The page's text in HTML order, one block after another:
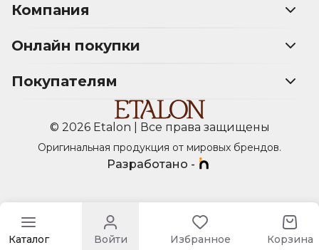
Компания
Онлайн покупки
Покупателям
© 2026 Etalon | Все права защищены
Оригинальная продукция от мировых брендов.
Разработано -
Каталог Войти Избранное Корзина